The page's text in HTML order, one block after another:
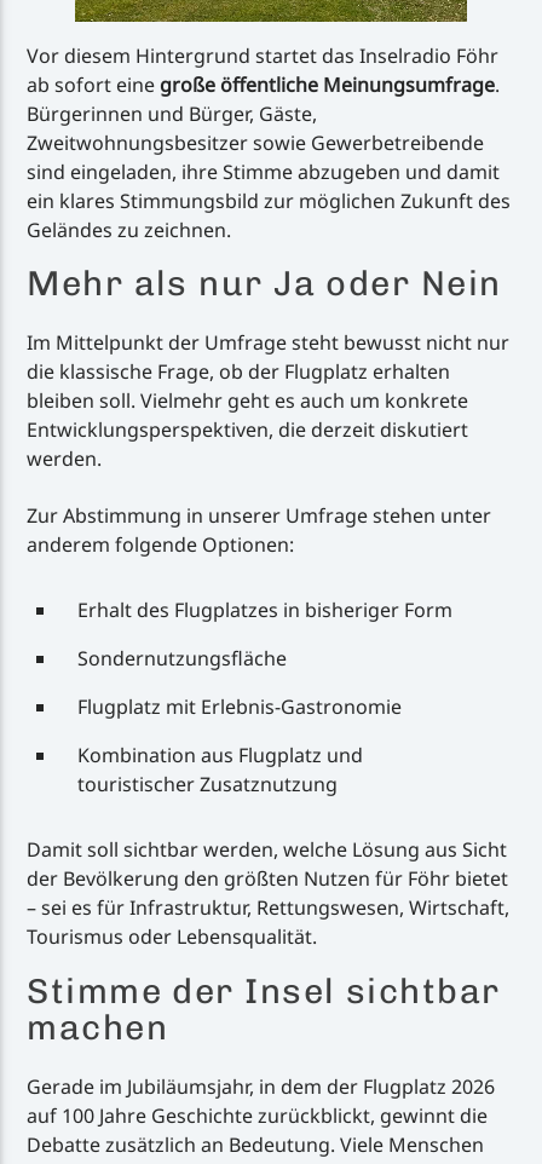
Vor diesem Hintergrund startet das Inselradio Föhr
ab sofort einegroße öffentliche Meinungsumfrage.
Bürgerinnen und Bürger, Gäste,
Zweitwohnungsbesitzer sowie Gewerbetreibende
sind eingeladen, ihre Stimme abzugeben und damit
ein klares Stimmungsbild zur möglichen Zukunft des
Geländes zu zeichnen.
Mehr als nur Ja oder Nein
Im Mittelpunkt der Umfrage steht bewusst nicht nur
die klassische Frage, ob der Flugplatz erhalten
bleiben soll. Vielmehr geht es auch um konkrete
Entwicklungsperspektiven, die derzeit diskutiert
werden.
Zur Abstimmung in unserer Umfrage stehen unter
anderem folgende Optionen:
Erhalt des Flugplatzes in bisheriger Form
Sondernutzungsfläche
Flugplatz mit Erlebnis-Gastronomie
Kombination aus Flugplatz und
touristischer Zusatznutzung
Damit soll sichtbar werden, welche Lösung aus Sicht
der Bevölkerung den größten Nutzen für Föhr bietet
– sei es für Infrastruktur, Rettungswesen, Wirtschaft,
Tourismus oder Lebensqualität.
Stimme der Insel sichtbar
machen
Gerade im Jubiläumsjahr, in dem der Flugplatz 2026
auf 100 Jahre Geschichte zurückblickt, gewinnt die
Debatte zusätzlich an Bedeutung. Viele Menschen